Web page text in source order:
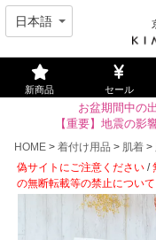
新商品 セール
お盆期間中の
【重要】地震の影
HOME
着付け用品 肌着
偽サイトにご注意ください /
の無断転載等の禁止について